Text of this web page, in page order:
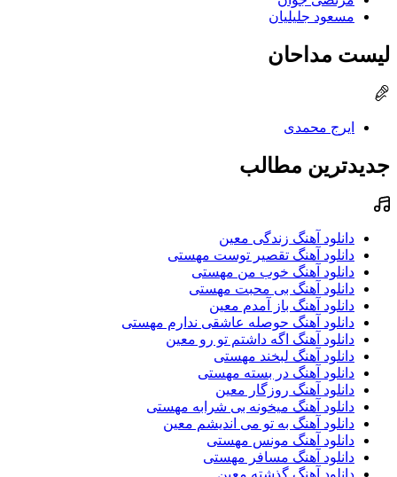
مسعود جلیلیان
لیست مداحان
ایرج محمدی
جدیدترین مطالب
دانلود آهنگ زندگی معین
دانلود آهنگ تقصیر توست مهستی
دانلود آهنگ خوب من مهستی
دانلود آهنگ بی محبت مهستی
دانلود آهنگ باز آمدم معین
دانلود آهنگ حوصله عاشقی ندارم مهستی
دانلود آهنگ اگه داشتم تو رو معین
دانلود آهنگ لبخند مهستی
دانلود آهنگ در بسته مهستی
دانلود آهنگ روزگار معین
دانلود آهنگ میخونه بی شرابه مهستی
دانلود آهنگ به تو می اندیشم معین
دانلود آهنگ مونس مهستی
دانلود آهنگ مسافر مهستی
دانلود آهنگ گذشته معین